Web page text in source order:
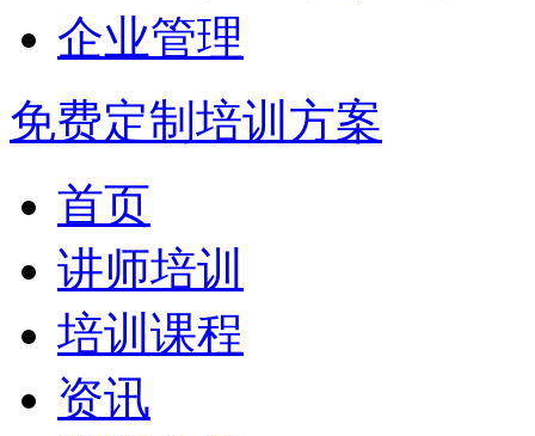
企业管理
免费定制培训方案
首页
讲师培训
培训课程
资讯